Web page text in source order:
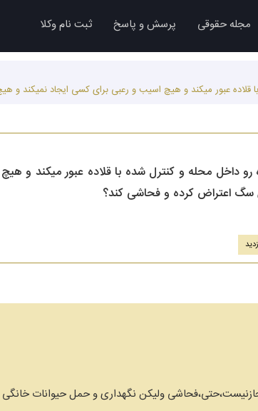
مجله حقوقی پرسش و پاسخ ثبت نام وکلا
قلاده عبور میکند و هیچ اسیب و رعبی برای کسی ایجاد نمیکند و
رو داخل محله و کنترل شده با قلاده عبور میکند و
سگ اعتراض کرده و فحاشی کند؟
ولیکن نگهداری و حمل حیوانات خانگی